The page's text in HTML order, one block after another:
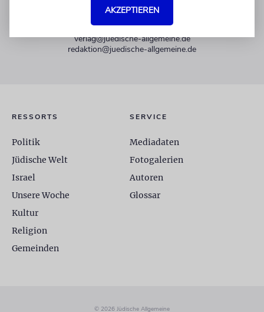
Mo-Do 9-17 Uhr
verlag@juedische-allgemeine.de
redaktion@juedische-allgemeine.de
RESSORTS
Politik
Jüdische Welt
Israel
Unsere Woche
Kultur
Religion
Gemeinden
SERVICE
Mediadaten
Fotogalerien
Autoren
Glossar
© 2026 Jüdische Allgemeine
AKZEPTIEREN